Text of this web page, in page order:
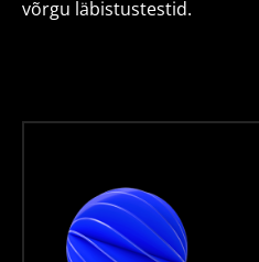
võrgu läbistustestid.